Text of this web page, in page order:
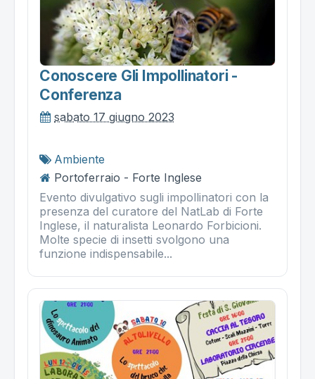
Conoscere Gli Impollinatori -
Conferenza
sabato 17 giugno 2023
Ambiente
Portoferraio - Forte Inglese
Evento divulgativo sugli impollinatori con la
presenza del curatore del NatLab di Forte
Inglese, il naturalista Leonardo Forbicioni.
Molte specie di insetti svolgono una
funzione indispensabile...